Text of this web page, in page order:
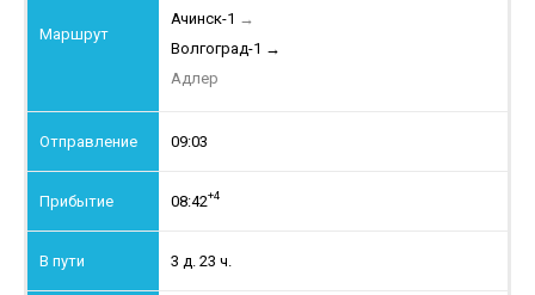
Ачинск-1 →
Волгоград-1 →
Адлер
09:03
08:42+4
3 д. 23 ч.